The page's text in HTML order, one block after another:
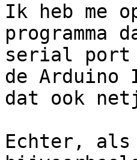
Ik heb me
serial port
de Arduino
dat ook
Echter,